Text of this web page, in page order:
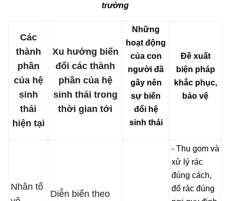
trường
Các
thành
phần
của hệ
sinh
thái
hiện tại
Xu hướng biến
đổi các thành
phần của hệ
sinh thái trong
thời gian tới
Những
hoạt động
của con
người đã
gây nên
sự biến
đổi hệ
sinh thái
Đề xuất
biện pháp
khắc phục,
bảo vệ
Nhân tố
Diễn biến theo
- Thu gom và
xử lý rác
đúng cách,
đổ rác đúng